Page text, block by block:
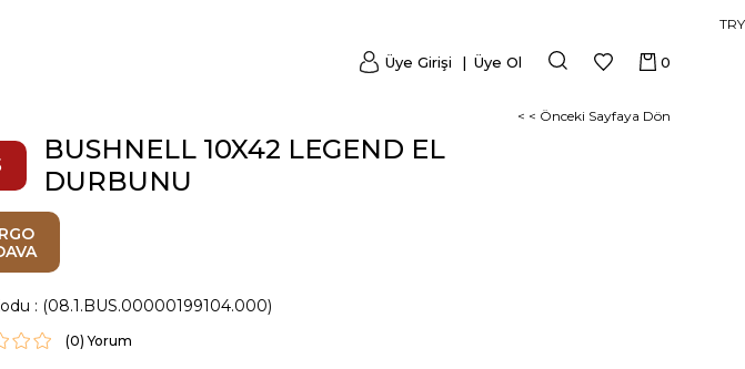
TRY
0
Üye Girişi Üye Ol
< < Önceki Sayfaya Dön
BUSHNELL 10X42 LEGEND EL
DURBUNU
(08.1.BUS.00000199104.000)
(0)